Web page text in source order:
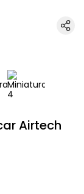
Airtech